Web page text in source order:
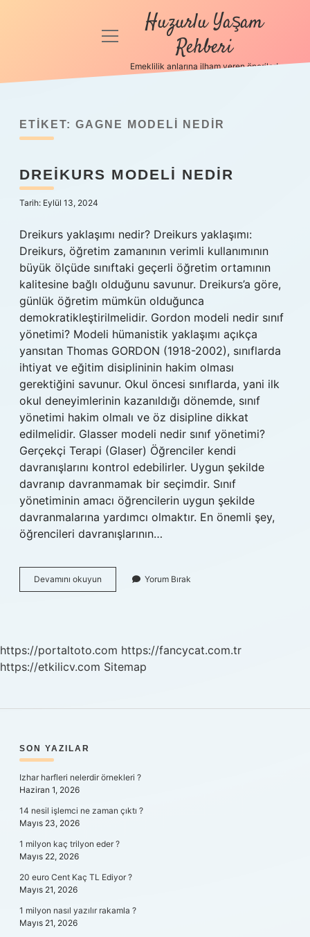
Anasayfa
Politikası
Hakkımızda
menüyü
Huzurlu Yaşam
Rehberi
Emeklilik anlarına ilham veren öneriler!
ETIKET: GAGNE MODELI NEDIR
DREIKURS MODELI NEDIR
Tarih: Eylül 13, 2024
Dreikurs yaklaşımı nedir? Dreikurs yaklaşımı:
Dreikurs, öğretim zamanının verimli kullanımının
büyük ölçüde sınıftaki geçerli öğretim ortamının
kalitesine bağlı olduğunu savunur. Dreikurs’a göre,
günlük öğretim mümkün olduğunca
demokratikleştirilmelidir. Gordon modeli nedir sınıf
yönetimi? Modeli hümanistik yaklaşımı açıkça
yansıtan Thomas GORDON (1918-2002), sınıflarda
ihtiyat ve eğitim disiplininin hakim olması
gerektiğini savunur. Okul öncesi sınıflarda, yani ilk
okul deneyimlerinin kazanıldığı dönemde, sınıf
yönetimi hakim olmalı ve öz disipline dikkat
edilmelidir. Glasser modeli nedir sınıf yönetimi?
Gerçekçi Terapi (Glaser) Öğrenciler kendi
davranışlarını kontrol edebilirler. Uygun şekilde
davranıp davranmamak bir seçimdir. Sınıf
yönetiminin amacı öğrencilerin uygun şekilde
davranmalarına yardımcı olmaktır. En önemli şey,
öğrencileri davranışlarının…
Devamını okuyun Dreikurs
Modeli
Yorum Bırak
https://portaltoto.com https://fancycat.com.tr
https://etkilicv.com Sitemap
SIDEBAR
SON YAZILAR
Izhar harfleri nelerdir örnekleri ?
Haziran 1, 2026
14 nesil işlemci ne zaman çıktı ?
Mayıs 23, 2026
1 milyon kaç trilyon eder ?
Mayıs 22, 2026
20 euro Cent Kaç TL Ediyor ?
Mayıs 21, 2026
1 milyon nasıl yazılır rakamla ?
Mayıs 21, 2026